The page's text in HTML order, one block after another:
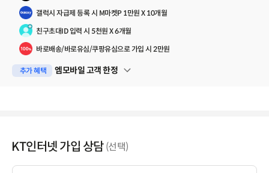
갤럭시 자급제 등록 시 M마켓P 1만원 X 10개월
친구초대ID 입력 시 5천원 X 6개월
바로배송/바로유심/쿠팡유심으로 가입 시 2만원
추가 혜택 엠모바일 고객 한정
펼쳐보기
KT인터넷 가입 상담 (선택)